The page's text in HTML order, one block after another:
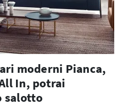
moderni Pianca,
In, potrai
salotto